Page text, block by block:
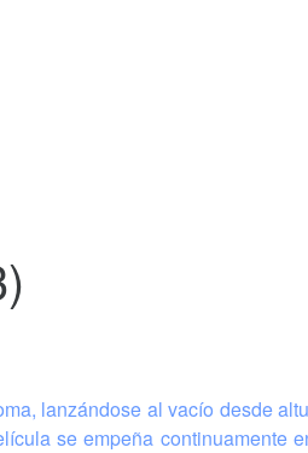
lanzándose al vacío desde
se empeña continuamente